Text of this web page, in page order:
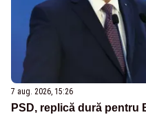
7 aug. 2026, 15:26
PSD, replică dură pentru